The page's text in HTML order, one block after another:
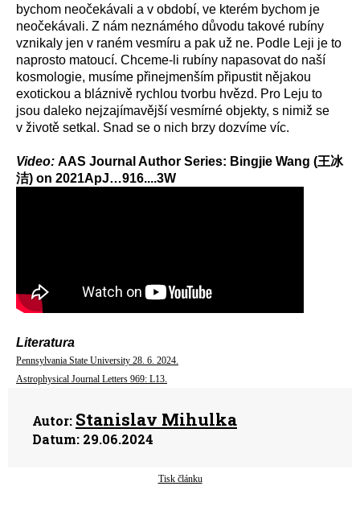
bychom neočekávali a v období, ve kterém bychom je
neočekávali. Z nám neznámého důvodu takové rubíny
vznikaly jen v raném vesmíru a pak už ne. Podle Leji je to
naprosto matoucí. Chceme-li rubíny napasovat do naší
kosmologie, musíme přinejmenším připustit nějakou
exotickou a bláznivě rychlou tvorbu hvězd. Pro Leju to
jsou daleko nejzajímavější vesmírné objekty, s nimiž se
v životě setkal. Snad se o nich brzy dozvíme víc.
Video: AAS Journal Author Series: Bingjie Wang (王冰
洁) on 2021ApJ…916....3W
Literatura
Pennsylvania State University 28. 6. 2024.
Astrophysical Journal Letters 969: L13.
Autor: Stanislav Mihulka
Datum: 29.06.2024
Tisk článku